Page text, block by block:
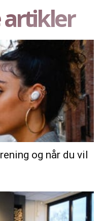
artikler
og når du vil